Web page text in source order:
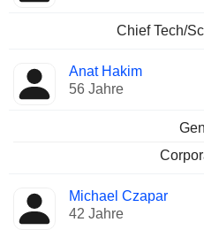
Chief Tech/
Anat Hakim
56 Jahre
Michael Czapar
42 Jahre